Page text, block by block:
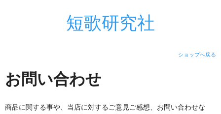
短歌研究社
ショップへ戻る
お問い合わせ
商品に関する事や、当店に対するご意見ご感想、お問い合わせな